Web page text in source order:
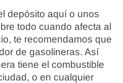
depósito aquí o unos
todo cuando afecta al
te recomendamos que
de gasolineras. Así
tiene el combustible
o en cualquier